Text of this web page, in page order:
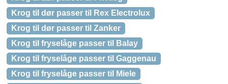
Krog til dør passer til Rex Electrolux
Krog til dør passer til Zanker
Krog til fryselåge passer til Balay
Krog til fryselåge passer til Gaggenau
Krog til fryselåge passer til Miele